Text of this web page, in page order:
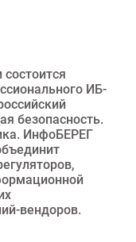
ИБ-
безопасность.
ИнфоБЕРЕГ
вендоров.